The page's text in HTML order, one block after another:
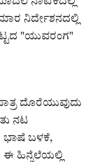
ನಿರ್ದೇಶನದಲ್ಲಿ
"ಯುವರಂಗ"
ದೊರೆಯುವುದು
ನಟ
ಭಾಷೆ ಬಳಕೆ,
ಈ ಹಿನ್ನೆಲೆಯಲ್ಲಿ